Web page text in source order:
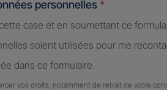
personnelles *
case et en soumettant ce
soient utilisées pour me
dans ce formulaire.
vos droits, notamment de retrait de votre